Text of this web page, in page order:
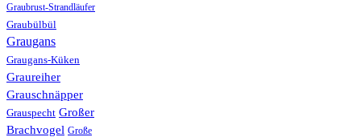
Graubrust-Strandläufer
Graubülbül
Graugans
Graugans-Küken
Graureiher
Grauschnäpper
Grauspecht Großer
Brachvogel Große